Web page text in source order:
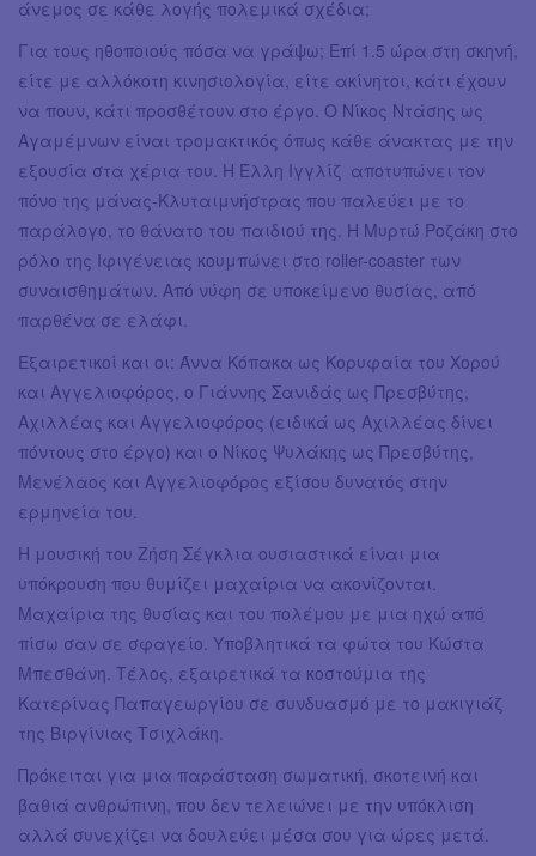
άνεμος σε κάθε λογής πολεμικά σχέδια;
Για τους ηθοποιούς πόσα να γράψω; Επί 1.5 ώρα στη σκηνή,
είτε με αλλόκοτη κινησιολογία, είτε ακίνητοι, κάτι έχουν
να πουν, κάτι προσθέτουν στο έργο. Ο Νίκος Ντάσης ως
Αγαμέμνων είναι τρομακτικός όπως κάθε άνακτας με την
εξουσία στα χέρια του. Η Έλλη Ιγγλίζ αποτυπώνει τον
πόνο της μάνας-Κλυταιμνήστρας που παλεύει με το
παράλογο, το θάνατο του παιδιού της. Η Μυρτώ Ροζάκη στο
ρόλο της Ιφιγένειας κουμπώνει στο roller-coaster των
συναισθημάτων. Από νύφη σε υποκείμενο θυσίας, από
παρθένα σε ελάφι.
Εξαιρετικοί και οι: Άννα Κόπακα ως Κορυφαία του Χορού
και Αγγελιοφόρος, ο Γιάννης Σανιδάς ως Πρεσβύτης,
Αχιλλέας και Αγγελιοφόρος (ειδικά ως Αχιλλέας δίνει
πόντους στο έργο) και ο Νίκος Ψυλάκης ως Πρεσβύτης,
Μενέλαος και Αγγελιοφόρος εξίσου δυνατός στην
ερμηνεία του.
Η μουσική του Ζήση Σέγκλια ουσιαστικά είναι μια
υπόκρουση που θυμίζει μαχαίρια να ακονίζονται.
Μαχαίρια της θυσίας και του πολέμου με μια ηχώ από
πίσω σαν σε σφαγείο. Υποβλητικά τα φώτα του Κώστα
Μπεσθάνη. Τέλος, εξαιρετικά τα κοστούμια της
Κατερίνας Παπαγεωργίου σε συνδυασμό με το μακιγιάζ
της Βιργίνιας Τσιχλάκη.
Πρόκειται για μια παράσταση σωματική, σκοτεινή και
βαθιά ανθρώπινη, που δεν τελειώνει με την υπόκλιση
αλλά συνεχίζει να δουλεύει μέσα σου για ώρες μετά.